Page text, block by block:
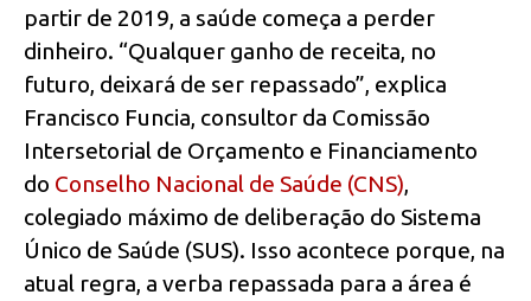
partir de 2019, a saúde começa a perder
dinheiro. “Qualquer ganho de receita, no
futuro, deixará de ser repassado”, explica
Francisco Funcia, consultor da Comissão
Intersetorial de Orçamento e Financiamento
do Conselho Nacional de Saúde (CNS),
colegiado máximo de deliberação do Sistema
Único de Saúde (SUS). Isso acontece porque, na
atual regra, a verba repassada para a área é